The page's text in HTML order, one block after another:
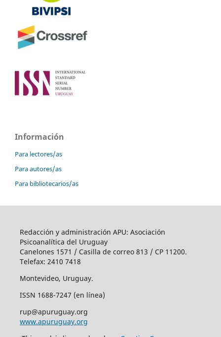
Información
Para lectores/as
Para autores/as
Para bibliotecarios/as
Redacción y administración APU: Asociación
Psicoanalítica del Uruguay
Canelones 1571 / Casilla de correo 813 / CP 11200.
Telefax: 2410 7418
Montevideo, Uruguay.
ISSN 1688-7247 (en línea)
rup@apuruguay.org
www.apuruguay.org